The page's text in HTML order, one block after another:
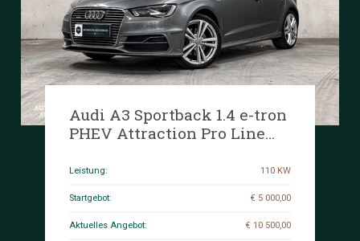
Audi A3 Sportback 1.4 e-tron
PHEV Attraction Pro Line
Leistung: 110 KW
Startgebot: € 5 000,00
Aktuelles Angebot: € 10 500,00